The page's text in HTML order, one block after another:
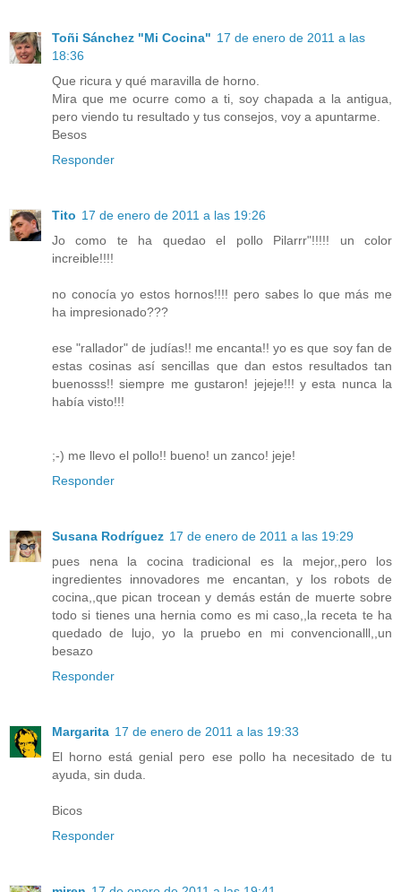
Toñi Sánchez "Mi Cocina" 17 de enero de 2011 a las
18:36
Que ricura y qué maravilla de horno.
Mira que me ocurre como a ti, soy chapada a la antigua,
pero viendo tu resultado y tus consejos, voy a apuntarme.
Besos
Responder
Tito 17 de enero de 2011 a las 19:26
Jo como te ha quedao el pollo Pilarrr"!!!!! un color
increible!!!!
no conocía yo estos hornos!!!! pero sabes lo que más me
ha impresionado???
ese "rallador" de judías!! me encanta!! yo es que soy fan de
estas cosinas así sencillas que dan estos resultados tan
buenosss!! siempre me gustaron! jejeje!!! y esta nunca la
había visto!!!
;-) me llevo el pollo!! bueno! un zanco! jeje!
Responder
Susana Rodríguez 17 de enero de 2011 a las 19:29
pues nena la cocina tradicional es la mejor,,pero los
ingredientes innovadores me encantan, y los robots de
cocina,,que pican trocean y demás están de muerte sobre
todo si tienes una hernia como es mi caso,,la receta te ha
quedado de lujo, yo la pruebo en mi convencionalll,,un
besazo
Responder
Margarita 17 de enero de 2011 a las 19:33
El horno está genial pero ese pollo ha necesitado de tu
ayuda, sin duda.
Bicos
Responder